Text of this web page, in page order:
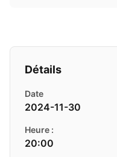
Détails
Date
2024-11-30
Heure :
20:00